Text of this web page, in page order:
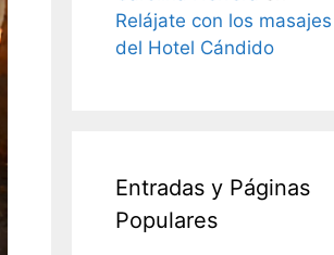
Relájate con los masajes
del Hotel Cándido
Entradas y Páginas
Populares